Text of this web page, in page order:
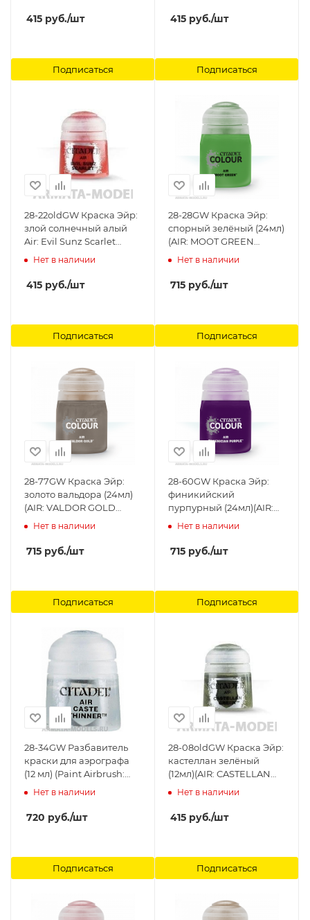
415 руб./шт
Подписаться
415 руб./шт
Подписаться
28-22oldGW Краска Эйр:
злой солнечный алый
Air: Evil Sunz Scarlet
(12ml) Citadel
Нет в наличии
415 руб./шт
Подписаться
28-28GW Краска Эйр:
спорный зелёный (24мл)
(AIR: MOOT GREEN
(24ML)) Citadel
Нет в наличии
715 руб./шт
Подписаться
28-77GW Краска Эйр:
золото вальдора (24мл)
(AIR: VALDOR GOLD
(24ML)) Citadel
Нет в наличии
715 руб./шт
Подписаться
28-60GW Краска Эйр:
финикийский
пурпурный (24мл)(AIR:
PHOENICIAN PURPLE
Нет в наличии
715 руб./шт
Подписаться
28-34GW Разбавитель
краски для аэрографа
(12 мл) (Paint Airbrush:
Caste Thinner(12 ml))
Нет в наличии
720 руб./шт
Подписаться
28-08oldGW Краска Эйр:
кастеллан зелёный
(12мл)(AIR: CASTELLAN
GREEN (12ML) ) Citadel
Нет в наличии
415 руб./шт
Подписаться